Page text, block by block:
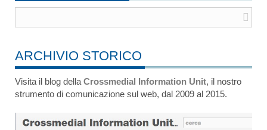
ARCHIVIO STORICO
Visita il blog della Crossmedial Information Unit, il nostro
strumento di comunicazione sul web, dal 2009 al 2015.